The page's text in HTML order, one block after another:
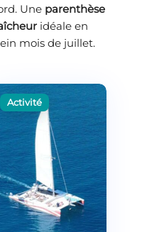
Une parenthèse
idéale en
mois de juillet.